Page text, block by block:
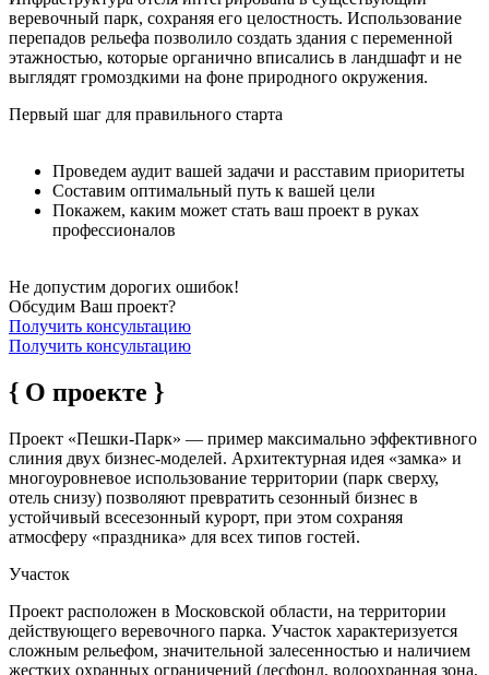
веревочный парк, сохраняя его целостность. Использование
перепадов рельефа позволило создать здания с переменной
этажностью, которые органично вписались в ландшафт и не
выглядят громоздкими на фоне природного окружения.
Первый шаг для правильного старта
Проведем аудит вашей задачи и расставим приоритеты
Составим оптимальный путь к вашей цели
Покажем, каким может стать ваш проект в руках
профессионалов
Не допустим дорогих ошибок!
Обсудим Ваш проект?
Получить консультацию
Получить консультацию
{ О проекте }
Проект «Пешки-Парк» — пример максимально эффективного
слиния двух бизнес-моделей. Архитектурная идея «замка» и
многоуровневое использование территории (парк сверху,
отель снизу) позволяют превратить сезонный бизнес в
устойчивый всесезонный курорт, при этом сохраняя
атмосферу «праздника» для всех типов гостей.
Участок
Проект расположен в Московской области, на территории
действующего веревочного парка. Участок характеризуется
сложным рельефом, значительной залесенностью и наличием
жестких охранных ограничений (лесфонд, водоохранная зона,